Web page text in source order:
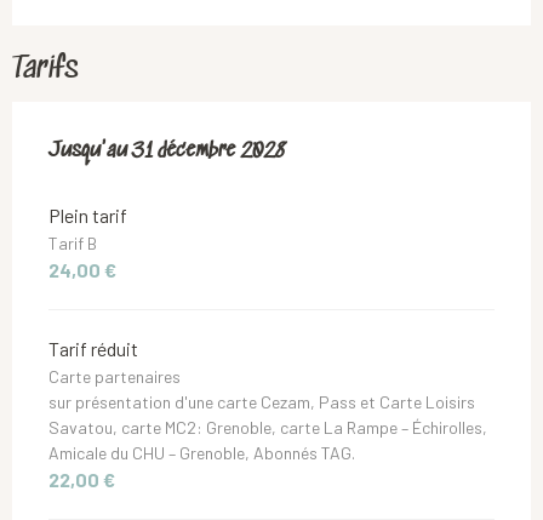
Tarifs
Du18 juin 2019au31 décembre 2028
Jusqu'au31 décembre 2028
Plein tarif
Tarif B
24,00 €
Tarif réduit
Carte partenaires
sur présentation d'une carte Cezam, Pass et Carte Loisirs
Savatou, carte MC2: Grenoble, carte La Rampe – Échirolles,
Amicale du CHU – Grenoble, Abonnés TAG.
22,00 €